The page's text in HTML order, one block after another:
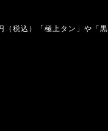
（税込）「極上タン」や「黒